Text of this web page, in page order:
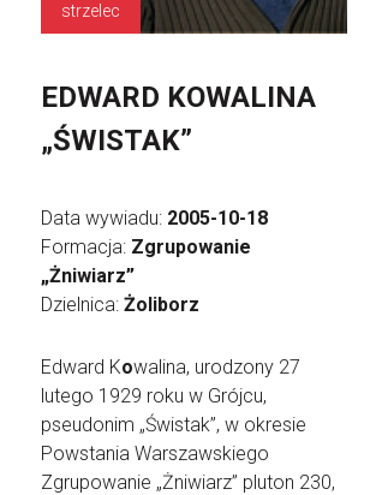
strzelec
EDWARD KOWALINA
„ŚWISTAK”
Data wywiadu: 2005-10-18
Formacja: Zgrupowanie
„Żniwiarz”
Dzielnica: Żoliborz
Edward Kowalina, urodzony 27
lutego 1929 roku w Grójcu,
pseudonim „Świstak”, w okresie
Powstania Warszawskiego
Zgrupowanie „Żniwiarz” pluton 230,